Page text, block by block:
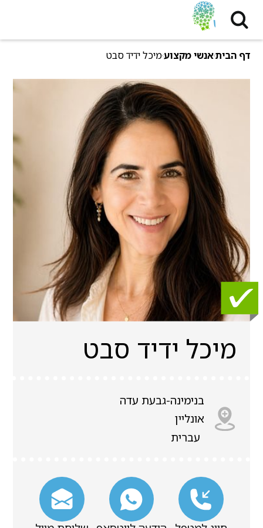
דף הביתאנשי מקצועמיכל ידיד סבט
מיכל ידיד סבט
בנימינה-גבעת עדה
אונליין
עברית